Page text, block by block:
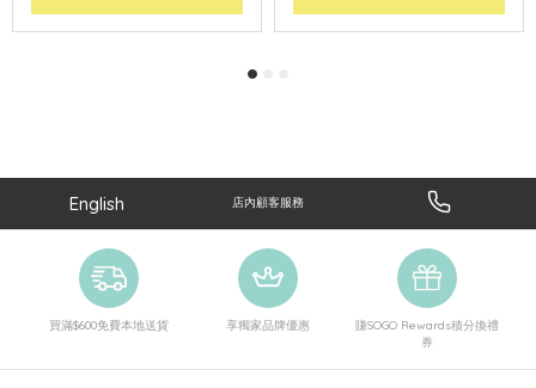
English 店內顧客服務
買滿$600免費本地送貨 享獨家品牌優惠
賺SOGO Rewards積分換禮
券